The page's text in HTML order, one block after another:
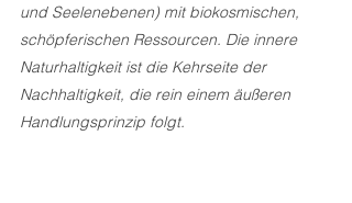
und Seelenebenen) mit biokosmischen,
schöpferischen Ressourcen. Die innere
Naturhaltigkeit ist die Kehrseite der
Nachhaltigkeit, die rein einem äußeren
Handlungsprinzip folgt.